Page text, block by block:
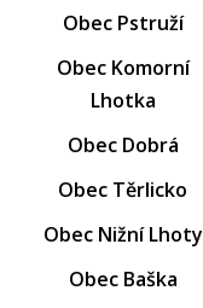
Obec Pstruží
Obec Komorní
Lhotka
Obec Dobrá
Obec Těrlicko
Obec Nižní Lhoty
Obec Baška